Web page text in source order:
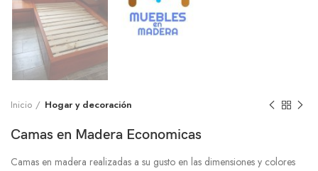
Inicio Hogar y decoración
Camas en Madera Economicas
Camas en madera realizadas a su gusto en las dimensiones y colores